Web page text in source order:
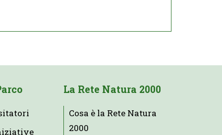
La Rete Natura 2000
Cosa è la Rete Natura
2000